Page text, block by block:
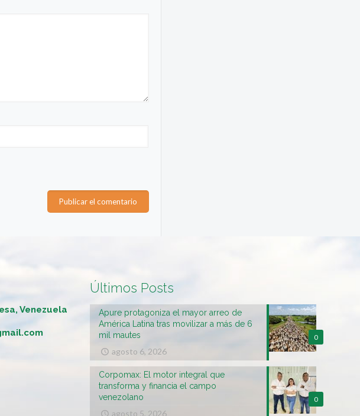
Venezuela
Últimos Posts
0
Apure protagoniza el mayor arreo de
América Latina tras movilizar a más de 6
mil mautes
agosto 6, 2026
0
Corpomax: El motor integral que
transforma y financia el campo
venezolano
agosto 5, 2026